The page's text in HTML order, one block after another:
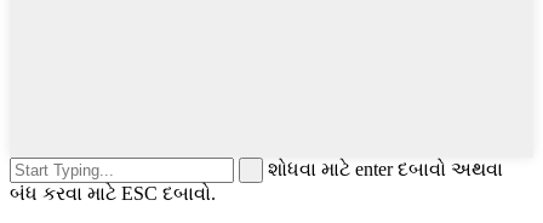
શોધવા માટે enter દબાવો અથવા
બંધ કરવા માટે ESC દબાવો.